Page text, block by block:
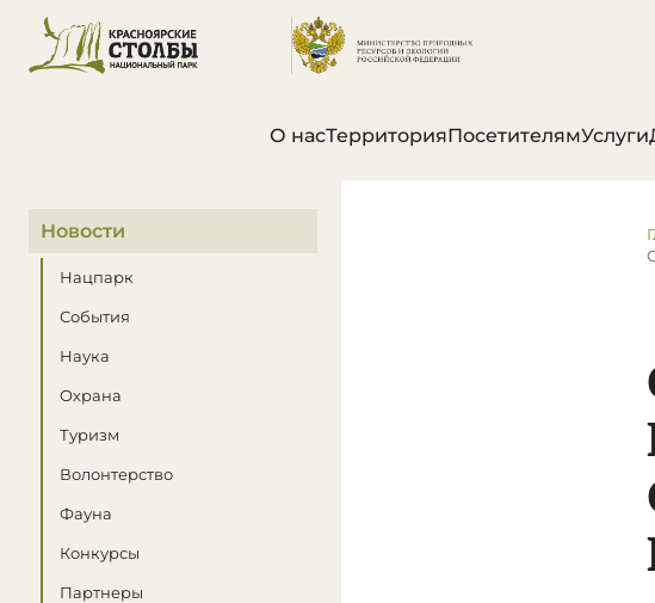
О насТерриторияПосетителямУслуги
В этом разделе
Новости
Нацпарк
События
Наука
Охрана
Туризм
Волонтерство
Фауна
Конкурсы
Партнеры